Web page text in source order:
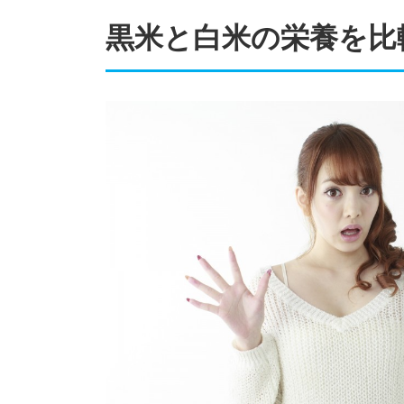
黒米と白米の栄養を比